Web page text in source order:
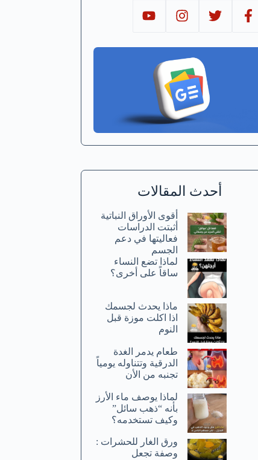
أحدث المقالات
أقوى الأوراق النباتية
أثبتت الدراسات
فعاليتها في دعم
الجسم
لماذا تضع النساء
ساقاً على أخرى؟
ماذا يحدث لجسمك
اذا اكلت موزة قبل
النوم
طعام يدمر الغدة
الدرقية وتتناوله يومياً
تجنبه من الأن
لماذا يوصف ماء الأرز
بأنه “ذهب سائل”
وكيف تستخدمه؟
ورق الغار للحشرات :
وصفة تجعل